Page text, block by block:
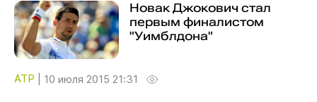
Новак Джокович стал
первым финалистом
"Уимблдона"
ATP 10 июля 2015 21:31